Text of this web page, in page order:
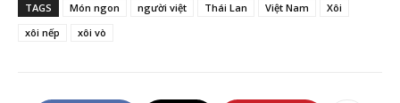
TAGS Món ngon người việt Thái Lan Việt Nam
Xôi
xôi nếp
xôi vò